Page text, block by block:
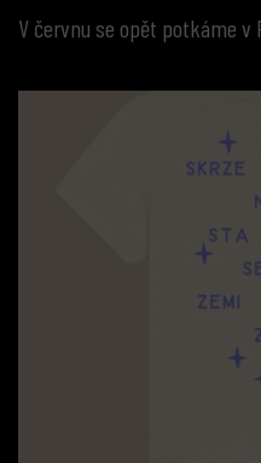
V červnu se opět potkáme v